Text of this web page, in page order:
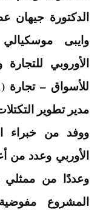
الدكتورة جيهان
وايبى
الأوروبي للتجارة
مدير تطوير
ووفد من خبراء
الأوربي وعدد من
وعددًا من ممثلي
المشروع مفوضية